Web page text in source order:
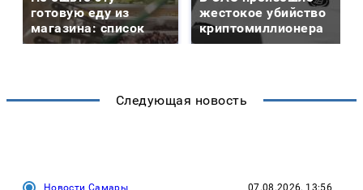
готовую еду из
магазина: список
жестокое убийство
криптомиллионера
Следующая новость